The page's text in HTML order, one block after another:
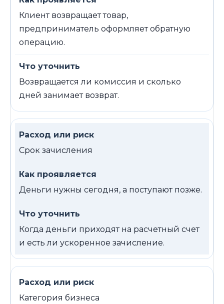
Клиент возвращает товар,
предприниматель оформляет обратную
операцию.
Возвращается ли комиссия и сколько
дней занимает возврат.
Срок зачисления
Деньги нужны сегодня, а поступают позже.
Когда деньги приходят на расчетный счет
и есть ли ускоренное зачисление.
Категория бизнеса